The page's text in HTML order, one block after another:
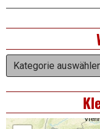
Right
Asides
Wein
Themen